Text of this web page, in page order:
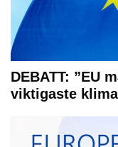
DEBATT: ”EU
viktigaste